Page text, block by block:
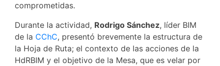
comprometidas.
Durante la actividad, Rodrigo Sánchez, líder BIM
de la CChC, presentó brevemente la estructura de
la Hoja de Ruta; el contexto de las acciones de la
HdRBIM y el objetivo de la Mesa, que es velar por